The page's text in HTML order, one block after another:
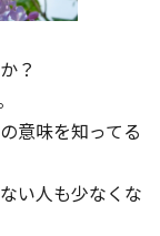
？
意味を知ってる
い人も少なくな